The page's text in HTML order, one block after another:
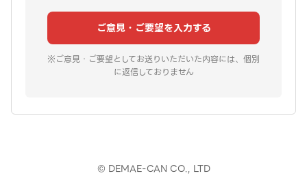
ご意見・ご要望を入力する
※ご意見・ご要望としてお送りいただいた内容には、個別
に返信しておりません
© DEMAE-CAN CO., LTD